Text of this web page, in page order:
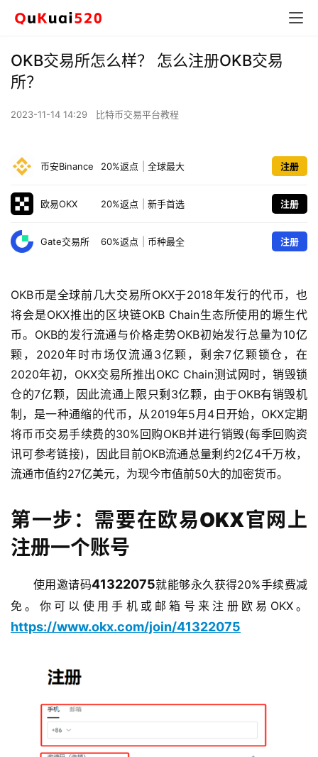
OKB交易所怎么样？ 怎么注册OKB交易
所？
2023-11-14 14:29 比特币交易平台教程
币安Binance 20%返点 全球最大 注册
欧易OKX 20%返点 新手首选 注册
Gate交易所 60%返点 币种最全 注册
OKB币是全球前几大交易所OKX于2018年发行的代币，也
将会是OKX推出的区块链OKB Chain生态所使用的塬生代
币。OKB的发行流通与价格走势OKB初始发行总量为10亿
颗，2020年时市场仅流通3亿颗，剩余7亿颗锁仓，在
2020年初，OKX交易所推出OKC Chain测试网时，销毁锁
仓的7亿颗，因此流通上限只剩3亿颗，由于OKB有销毁机
制，是一种通缩的代币，从2019年5月4日开始，OKX定期
将币币交易手续费的30%回购OKB并进行销毁(每季回购资
讯可参考链接)，因此目前OKB流通总量剩约2亿4千万枚，
流通市值约27亿美元，为现今市值前50大的加密货币。
第一步：需要在欧易OKX官网上
注册一个账号
使用邀请码41322075就能够永久获得20%手续费减
免。你可以使用手机或邮箱号来注册欧易OKX。
https://www.okx.com/join/41322075